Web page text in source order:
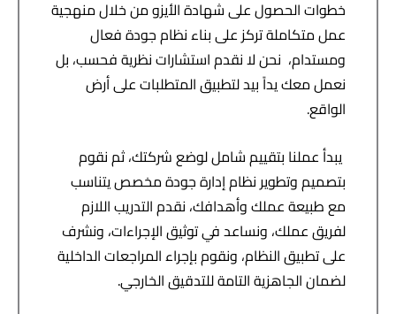
خطوات الحصول على شهادة الأيزو من خلال منهجية
عمل متكاملة تركز على بناء نظام جودة فعال
ومستدام، نحن لا نقدم استشارات نظرية فحسب، بل
نعمل معك يداً بيد لتطبيق المتطلبات على أرض
الواقع.
يبدأ عملنا بتقييم شامل لوضع شركتك، ثم نقوم
بتصميم وتطوير نظام إدارة جودة مخصص يتناسب
مع طبيعة عملك وأهدافك، نقدم التدريب اللازم
لفريق عملك، ونساعد في توثيق الإجراءات، ونشرف
على تطبيق النظام، ونقوم بإجراء المراجعات الداخلية
لضمان الجاهزية التامة للتدقيق الخارجي.